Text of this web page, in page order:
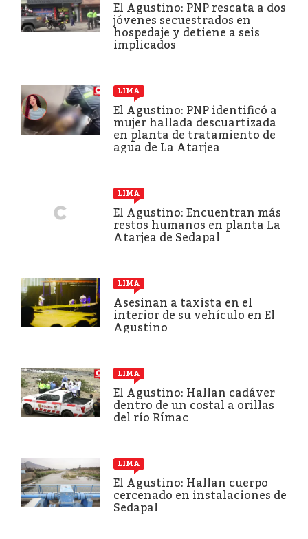
El Agustino: PNP rescata a dos
jóvenes secuestrados en
hospedaje y detiene a seis
implicados
LIMA
El Agustino: PNP identificó a
mujer hallada descuartizada
en planta de tratamiento de
agua de La Atarjea
LIMA
El Agustino: Encuentran más
restos humanos en planta La
Atarjea de Sedapal
LIMA
Asesinan a taxista en el
interior de su vehículo en El
Agustino
LIMA
El Agustino: Hallan cadáver
dentro de un costal a orillas
del río Rímac
LIMA
El Agustino: Hallan cuerpo
cercenado en instalaciones de
Sedapal